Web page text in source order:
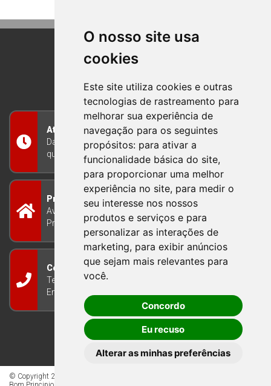
O nosso site usa
cookies
Este site utiliza cookies e outras
tecnologias de rastreamento para
melhorar sua experiência de
navegação para os seguintes
propósitos: para ativar a
funcionalidade básica do site,
para proporcionar uma melhor
experiência no site, para medir o
seu interesse nos nossos
produtos e serviços e para
personalizar as interações de
marketing, para exibir anúncios
que sejam mais relevantes para
você.
Concordo
Eu recuso
Alterar as minhas preferências
BOM PRINCIPIO
RIO GRANDE DO SUL
Atendimento
Das 8h às 12h e das 13h às 17h30, de segunda a
quinta-feira, e nas sextas-feiras das 7h às 13h
Prefeitura Municipal
Avenida Guilherme Winter 65 - Centro Bom
Princípio/RS - Brasil CEP 95765-000
Contato
Telefone: (51) 3634-8100
Email:
© Copyright 2026 - Todos os direitos reservados à Prefeitura de